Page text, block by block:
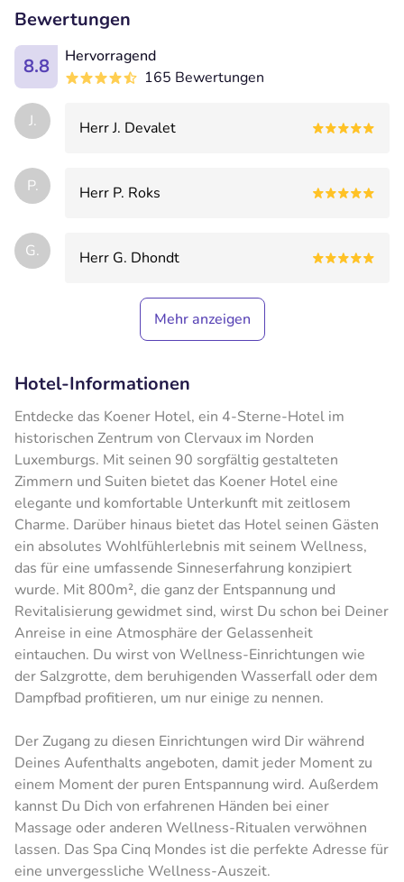
Bewertungen
8.8
Hervorragend
165 Bewertungen
J. Herr J. Devalet
P. Herr P. Roks
G. Herr G. Dhondt
Mehr anzeigen
Hotel-Informationen
Entdecke das Koener Hotel, ein 4-Sterne-Hotel im
historischen Zentrum von Clervaux im Norden
Luxemburgs. Mit seinen 90 sorgfältig gestalteten
Zimmern und Suiten bietet das Koener Hotel eine
elegante und komfortable Unterkunft mit zeitlosem
Charme. Darüber hinaus bietet das Hotel seinen Gästen
ein absolutes Wohlfühlerlebnis mit seinem Wellness,
das für eine umfassende Sinneserfahrung konzipiert
wurde. Mit 800m², die ganz der Entspannung und
Revitalisierung gewidmet sind, wirst Du schon bei Deiner
Anreise in eine Atmosphäre der Gelassenheit
eintauchen. Du wirst von Wellness-Einrichtungen wie
der Salzgrotte, dem beruhigenden Wasserfall oder dem
Dampfbad profitieren, um nur einige zu nennen.
Der Zugang zu diesen Einrichtungen wird Dir während
Deines Aufenthalts angeboten, damit jeder Moment zu
einem Moment der puren Entspannung wird. Außerdem
kannst Du Dich von erfahrenen Händen bei einer
Massage oder anderen Wellness-Ritualen verwöhnen
lassen. Das Spa Cinq Mondes ist die perfekte Adresse für
eine unvergessliche Wellness-Auszeit.